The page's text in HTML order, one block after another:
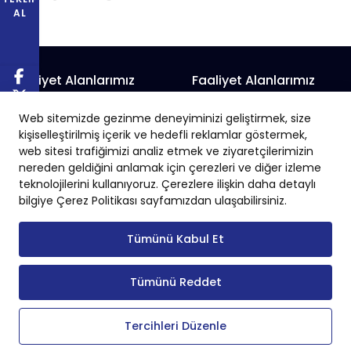
Web sitemizde gezinme deneyiminizi geliştirmek, size
kişiselleştirilmiş içerik ve hedefli reklamlar göstermek,
web sitesi trafiğimizi analiz etmek ve ziyaretçilerimizin
nereden geldiğini anlamak için çerezleri ve diğer izleme
teknolojilerini kullanıyoruz. Çerezlere ilişkin daha detaylı
bilgiye Çerez Politikası sayfamızdan ulaşabilirsiniz.
Tümünü Kabul Et
Tümünü Reddet
Tercihleri Düzenle
AL
Faaliyet Alanlarımız
Prefabrik Alışveriş Merkezi
Prefabrik Belediye Binaları
Prefabrik Depo
Prefabrik Okul
Prefabrik Endüstriyel Yapı
Faaliyet Alanlarımız
Prefabrik Fabrika
Prefabrik Hayvan Çiftliği
Prefabrik İnşaat
Prefabrik İş Yeri
Prefabrik Sanayi Sitesi
Copyright © 2024 Tüm Hakları Saklıdır.
KVKK
Çerez Politikası Gizlilik Politakası